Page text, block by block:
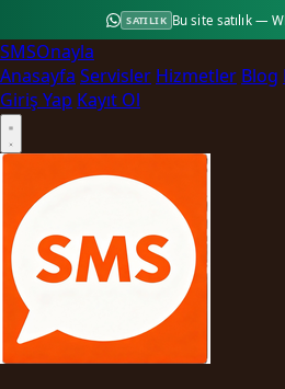
SATILIK Bu site satılık —
SMSOnayla
Anasayfa Servisler Hizmetler Blog
Giriş Yap Kayıt Ol